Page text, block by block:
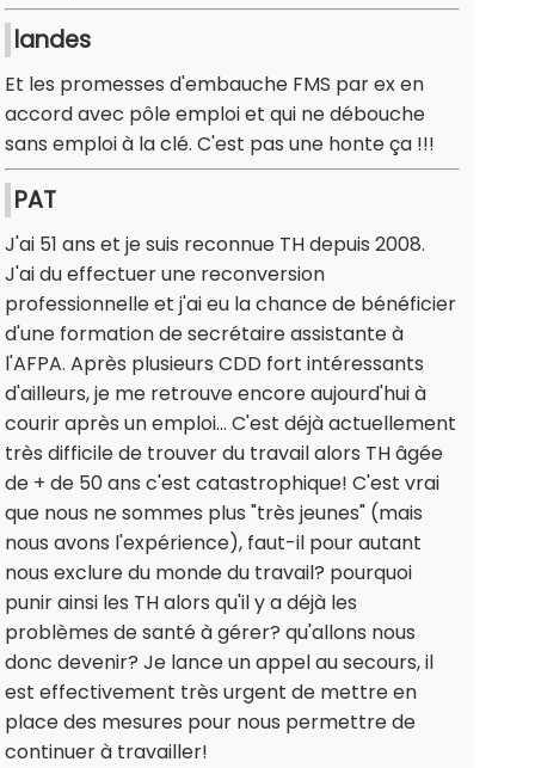
landes
Et les promesses d'embauche FMS par ex en
accord avec pôle emploi et qui ne débouche
sans emploi à la clé. C'est pas une honte ça !!!
PAT
J'ai 51 ans et je suis reconnue TH depuis 2008.
J'ai du effectuer une reconversion
professionnelle et j'ai eu la chance de bénéficier
d'une formation de secrétaire assistante à
l'AFPA. Après plusieurs CDD fort intéressants
d'ailleurs, je me retrouve encore aujourd'hui à
courir après un emploi... C'est déjà actuellement
très difficile de trouver du travail alors TH âgée
de + de 50 ans c'est catastrophique! C'est vrai
que nous ne sommes plus "très jeunes" (mais
nous avons l'expérience), faut-il pour autant
nous exclure du monde du travail? pourquoi
punir ainsi les TH alors qu'il y a déjà les
problèmes de santé à gérer? qu'allons nous
donc devenir? Je lance un appel au secours, il
est effectivement très urgent de mettre en
place des mesures pour nous permettre de
continuer à travailler!